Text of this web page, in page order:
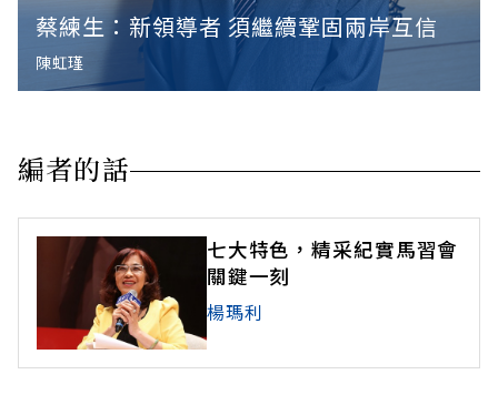
蔡練生：新領導者 須繼續鞏固兩岸互信
陳虹瑾
編者的話
七大特色，精采紀實馬習會
關鍵一刻
楊瑪利